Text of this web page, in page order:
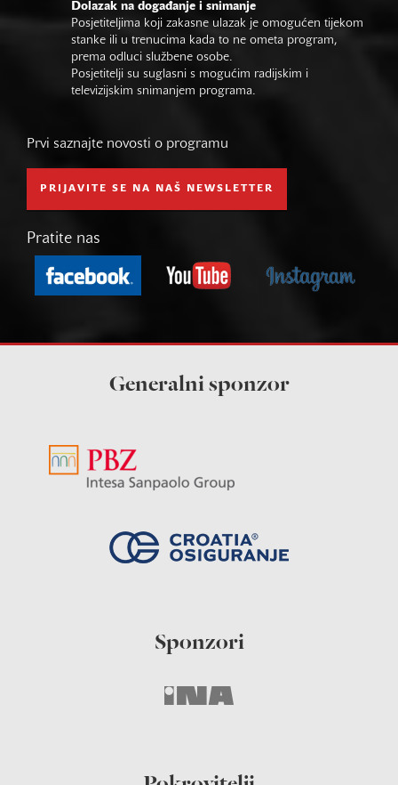
Dolazak na događanje i snimanje
Posjetiteljima koji zakasne ulazak je omogućen tijekom
stanke ili u trenucima kada to ne ometa program,
prema odluci službene osobe.
Posjetitelji su suglasni s mogućim radijskim i
televizijskim snimanjem programa.
Prvi saznajte novosti o programu
PRIJAVITE SE NA NAŠ NEWSLETTER
Pratite nas
Generalni sponzor
Sponzori